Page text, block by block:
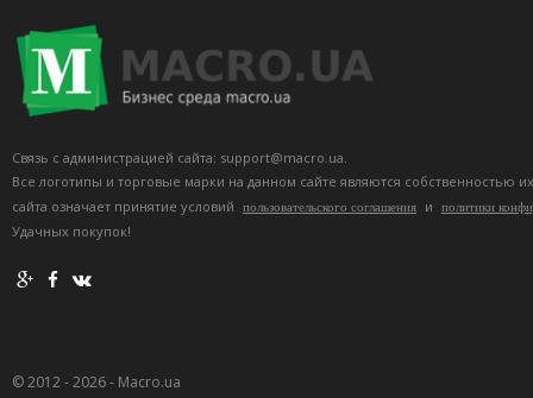
Связь с администрацией сайта: support@macro.ua.
Все логотипы и торговые марки на данном сайте являются собственностью
сайта означает принятие условий
пользовательского соглашения и политики
Удачных покупок!
© 2012 - 2026 - Macro.ua